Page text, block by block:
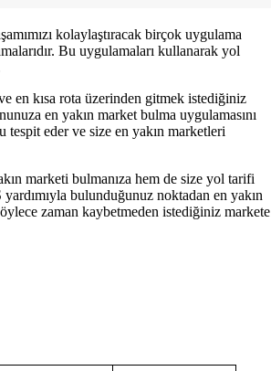
kolaylaştıracak birçok uygulama
Bu uygulamaları kullanarak yol
en kısa rota üzerinden gitmek istediğiniz
en yakın market bulma uygulamasını
eder ve size en yakın marketleri
marketi bulmanıza hem de size yol tarifi
bulunduğunuz noktadan en yakın
zaman kaybetmeden istediğiniz markete